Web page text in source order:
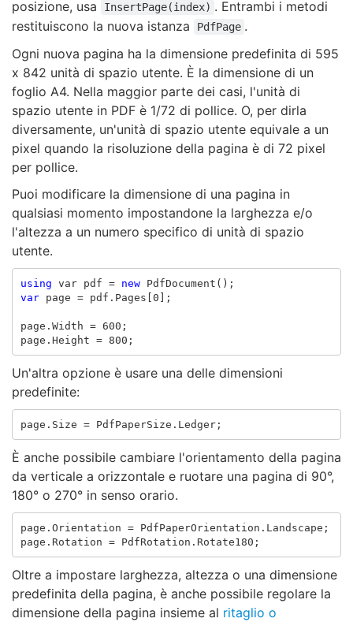
posizione, usa InsertPage(index) . Entrambi i metodi
restituiscono la nuova istanza
PdfPage .
Ogni nuova pagina ha la dimensione predefinita di 595
x 842 unità di spazio utente. È la dimensione di un
foglio A4. Nella maggior parte dei casi, l'unità di
spazio utente in PDF è 1/72 di pollice. O, per dirla
diversamente, un'unità di spazio utente equivale a un
pixel quando la risoluzione della pagina è di 72 pixel
per pollice.
Puoi modificare la dimensione di una pagina in
qualsiasi momento impostandone la larghezza e/o
l'altezza a un numero specifico di unità di spazio
utente.
using var pdf = new PdfDocument ();
var
page = pdf . Pages 0 ];
page . Width = 600 ;
page . Height = 800 ;
Un'altra opzione è usare una delle dimensioni
predefinite:
page . Size = PdfPaperSize . Ledger;
È anche possibile cambiare l'orientamento della pagina
da verticale a orizzontale e ruotare una pagina di 90°,
180° o 270° in senso orario.
page . Orientation = PdfPaperOrientation . Landscape ;
page . Rotation = PdfRotation . Rotate180 ;
Oltre a impostare larghezza, altezza o una dimensione
predefinita della pagina, è anche possibile regolare la
dimensione della pagina insieme al ritaglio o